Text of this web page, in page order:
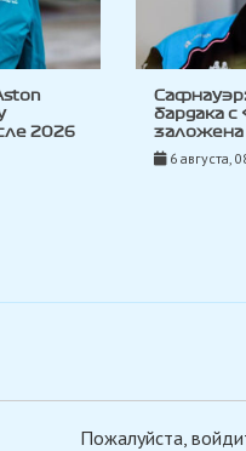
2026
бардака
заложена
6 августа,
Пожалуйста,